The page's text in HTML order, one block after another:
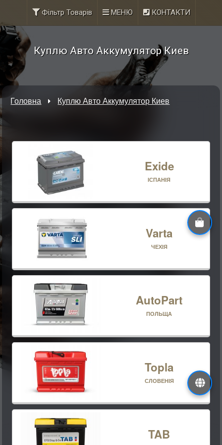
Фільтр Товарів МЕНЮ КОНТАКТИ
Куплю Авто Аккумулятор Киев
Головна Куплю Авто Аккумулятор Киев
Exide
ІСПАНІЯ
Varta
ЧЕХІЯ
AutoPart
ПОЛЬЩА
Topla
СЛОВЕНІЯ
TAB